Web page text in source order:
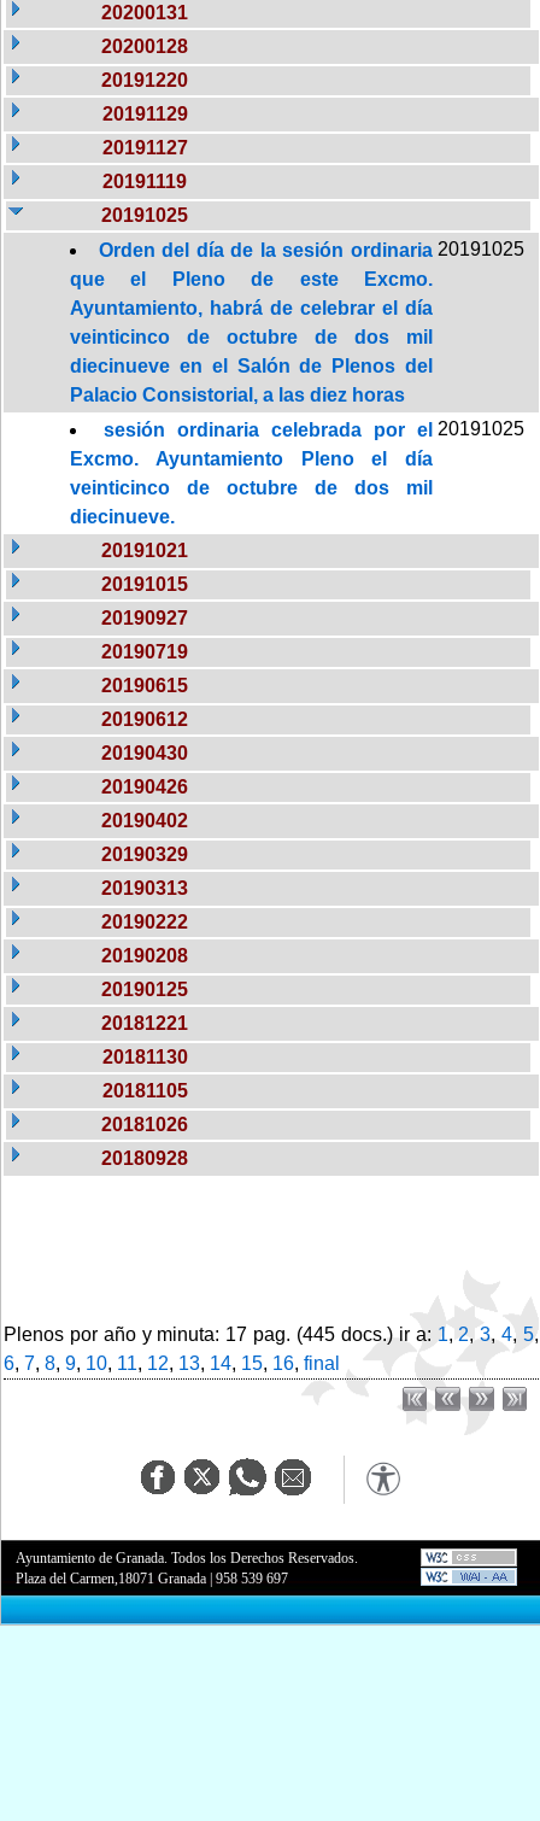
20200131
20200128
20191220
20191129
20191127
20191119
20191025
Orden del día de la sesión ordinaria
que el Pleno de este Excmo.
Ayuntamiento, habrá de celebrar el día
veinticinco de octubre de dos mil
diecinueve en el Salón de Plenos del
Palacio Consistorial, a las diez horas
20191025
sesión ordinaria celebrada por el
Excmo. Ayuntamiento Pleno el día
veinticinco de octubre de dos mil
diecinueve.
20191025
20191021
20191015
20190927
20190719
20190615
20190612
20190430
20190426
20190402
20190329
20190313
20190222
20190208
20190125
20181221
20181130
20181105
20181026
20180928
Plenos por año y minuta: 17 pag. (445 docs.) ir a: 1,2,3,4,5,
6, 7, 8, 9, 10, 11, 12, 13, 14, 15, 16, final
Ayuntamiento de Granada. Todos los Derechos Reservados.
Plaza del Carmen,18071 Granada |958 539 697